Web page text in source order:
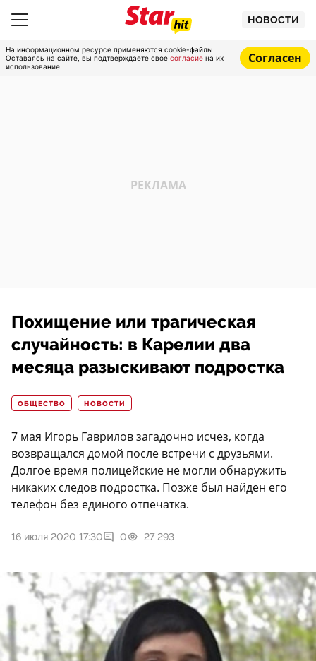
НОВОСТИ
На информационном ресурсе применяются cookie-файлы.
Оставаясь на сайте, вы подтверждаете свое согласие на их
использование.
Согласен
Похищение или трагическая
случайность: в Карелии два
месяца разыскивают подростка
ОБЩЕСТВО НОВОСТИ
7 мая Игорь Гаврилов загадочно исчез, когда
возвращался домой после встречи с друзьями.
Долгое время полицейские не могли обнаружить
никаких следов подростка. Позже был найден его
телефон без единого отпечатка.
16 июля 2020 17:30 0 27 293